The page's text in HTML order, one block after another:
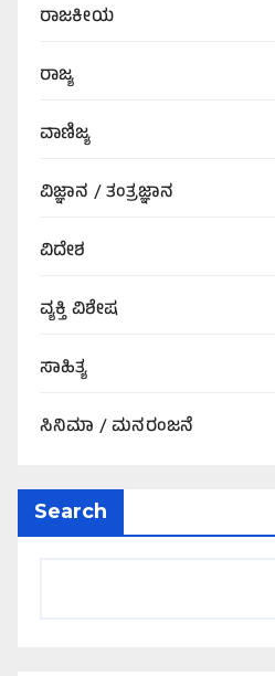
ರಾಜಕೀಯ
ರಾಜ್ಯ
ವಾಣಿಜ್ಯ
ವಿಜ್ಞಾನ / ತಂತ್ರಜ್ಞಾನ
ವಿದೇಶ
ವ್ಯಕ್ತಿ ವಿಶೇಷ
ಸಾಹಿತ್ಯ
ಸಿನಿಮಾ / ಮನರಂಜನೆ
Search